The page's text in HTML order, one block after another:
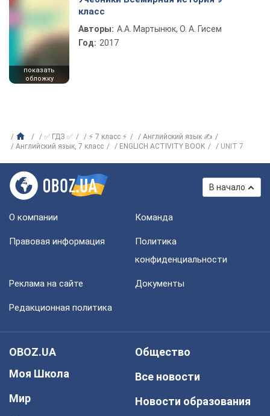
показать
обложку
класс
Авторы: А.А. Мартынюк, О. А. Гисем
Год: 2017
✅ ГДЗ ✅ ⚡ 7 класс ⚡
Английский язык ✍
Английский язык, 7 класс
ENGLICH ACTIVITY BOOK UNIT 7
В начало
О компании Команда
Правовая информация
Политика
конфиденциальности
Реклама на сайте Документы
Редакционная политика
OBOZ.UA
Моя Школа
Мир
Общество
Все новости
Новости образования